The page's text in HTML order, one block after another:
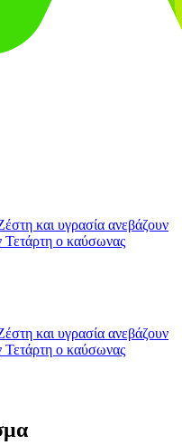
και υγρασία ανεβάζουν
Τετάρτη ο καύσωνας
και υγρασία ανεβάζουν
Τετάρτη ο καύσωνας